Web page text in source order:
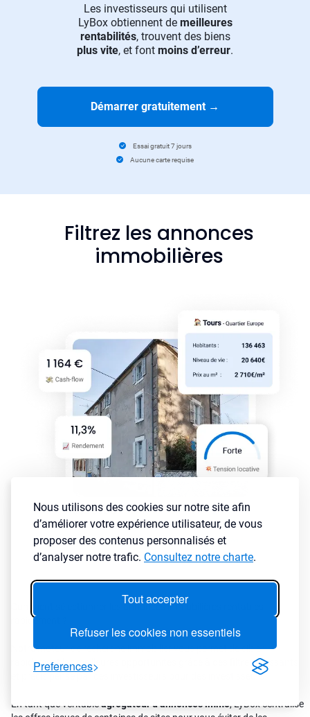
Nous utilisons des cookies sur notre site afin
d’améliorer votre expérience utilisateur, de vous
proposer des contenus personnalisés et
d’analyser notre trafic. Consultez notre charte.
Tout accepter
Refuser les cookies non essentiels
Preferences
Les investisseurs qui utilisent
LyBox obtiennent de meilleures
rentabilités, trouvent des biens
plus vite, et font moins d’erreur.
Démarrer gratuitement →
Essai gratuit 7 jours
Aucune carte requise
Filtrez les annonces
immobilières
Comment sélectionner les annonces immobilières rentables
rapidement ?
Notre moteur de recherche immobilier vous permet de cibler
rapidement les meilleures opportunités grâce à des filtres puissants
et précis pensé par des investisseurs pour des investisseurs
En tant que véritableagrégateur d’annonces immo, LyBox centralise